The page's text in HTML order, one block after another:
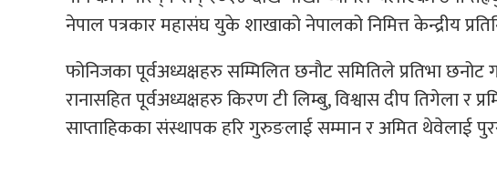
नेपाल पत्रकार महासंघ युके शाखाको नेपालको निमित्त केन्द्रीय
फोनिजका पूर्वअध्यक्षहरु सम्मिलित छनौट समितिले प्रतिभा छनोट
रानासहित पूर्वअध्यक्षहरु किरण टी लिम्बु, विश्वास दीप तिगेला र
साप्ताहिकका संस्थापक हरि गुरुङलाई सम्मान र अमित थेवेलाई